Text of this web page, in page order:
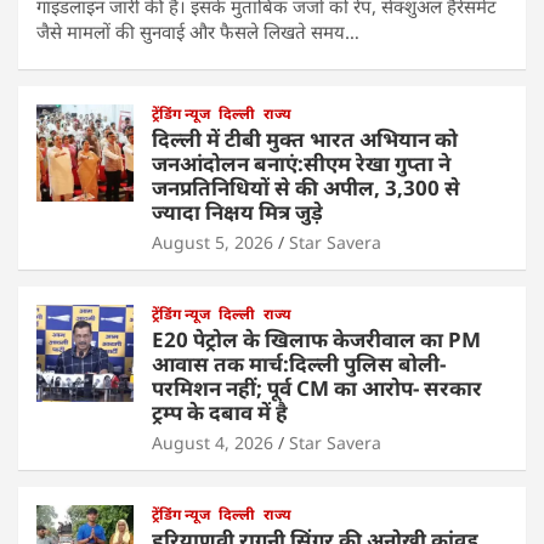
गाइडलाइन जारी की है। इसके मुताबिक जजों को रेप, सेक्शुअल हैरेसमेंट
जैसे मामलों की सुनवाई और फैसले लिखते समय…
ट्रेंडिंग न्यूज दिल्ली राज्य
दिल्ली में टीबी मुक्त भारत अभियान को
जनआंदोलन बनाएं:सीएम रेखा गुप्ता ने
जनप्रतिनिधियों से की अपील, 3,300 से
ज्यादा निक्षय मित्र जुड़े
August 5, 2026 Star Savera
ट्रेंडिंग न्यूज दिल्ली राज्य
E20 पेट्रोल के खिलाफ केजरीवाल का PM
आवास तक मार्च:दिल्ली पुलिस बोली-
परमिशन नहीं; पूर्व CM का आरोप- सरकार
ट्रम्प के दबाव में है
August 4, 2026 Star Savera
ट्रेंडिंग न्यूज दिल्ली राज्य